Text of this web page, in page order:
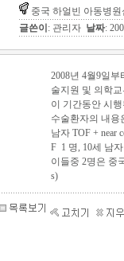
중국 하얼빈 아동병
글쓴이 : 관리자 날짜:
2008년 4월9일
술지원 및 의학
이 기간동안 시
수술환자의 내용
남자 TOF + near
F 1 명, 10세 남
이들중 2명은 중
s)